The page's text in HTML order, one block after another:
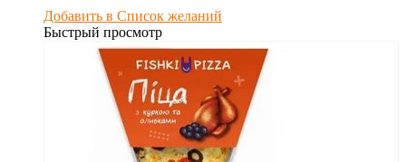
Добавить в Список желаний
Быстрый просмотр